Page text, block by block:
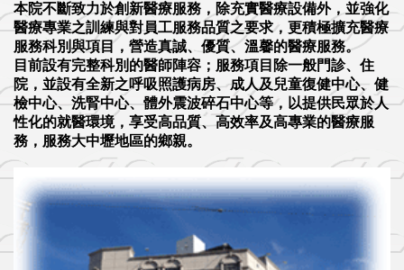
本院不斷致力於創新醫療服務，除充實醫療設備外，並強化
醫療專業之訓練與對員工服務品質之要求，更積極擴充醫療
服務科別與項目，營造真誠、優質、溫馨的醫療服務。
目前設有完整科別的醫師陣容；服務項目除一般門診、住
院，並設有全新之呼吸照護病房、成人及兒童復健中心、健
檢中心、洗腎中心、體外震波碎石中心等，以提供民眾於人
性化的就醫環境，享受高品質、高效率及高專業的醫療服
務，服務大中壢地區的鄉親。